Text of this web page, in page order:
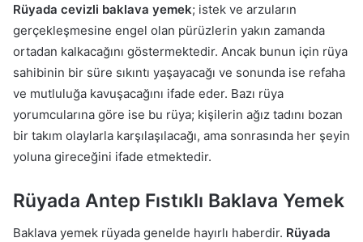
Rüyada cevizli baklava yemek; istek ve arzuların
gerçekleşmesine engel olan pürüzlerin yakın zamanda
ortadan kalkacağını göstermektedir. Ancak bunun için rüya
sahibinin bir süre sıkıntı yaşayacağı ve sonunda ise refaha
ve mutluluğa kavuşacağını ifade eder. Bazı rüya
yorumcularına göre ise bu rüya; kişilerin ağız tadını bozan
bir takım olaylarla karşılaşılacağı, ama sonrasında her şeyin
yoluna gireceğini ifade etmektedir.
Rüyada Antep Fıstıklı Baklava Yemek
Baklava yemek rüyada genelde hayırlı haberdir. Rüyada